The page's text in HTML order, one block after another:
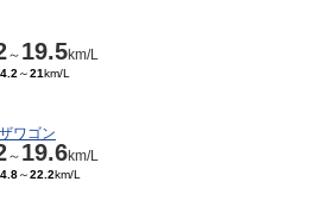
～ 19.5km/L
～21km/L
ワゴン
～ 19.6km/L
～22.2km/L